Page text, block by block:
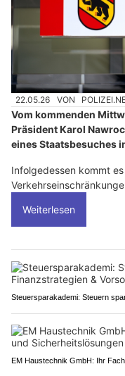
22.05.26 VON
Vom kommenden
Präsident Karol
eines Staatsbesuches
Infolgedessen kommt
Weiterlesen
Steuersparakademi: Steuern
EM Haustechnik GmbH: Ihr